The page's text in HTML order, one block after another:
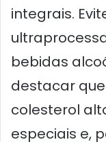
integrais.
bebidas
destacar
colesterol
especiais e,